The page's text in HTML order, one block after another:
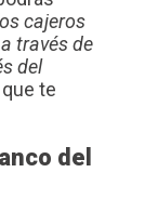
cajeros
través de
del
te
del